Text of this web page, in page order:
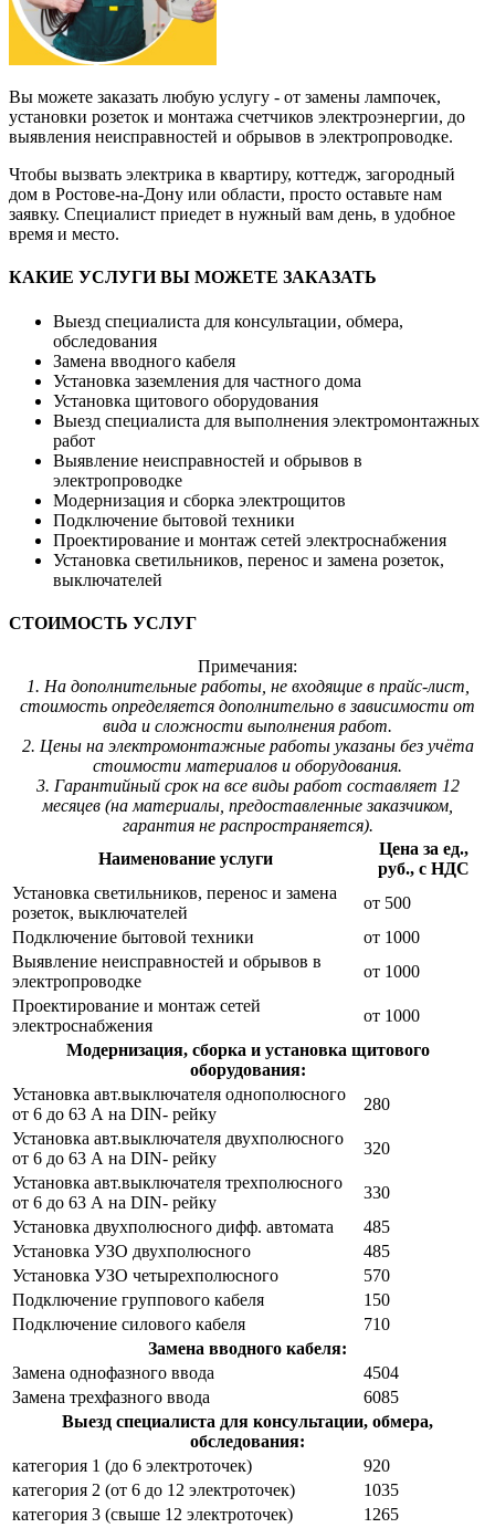
Вы можете заказать любую услугу - от замены лампочек,
установки розеток и монтажа счетчиков электроэнергии, до
выявления неисправностей и обрывов в электропроводке.
Чтобы вызвать электрика в квартиру, коттедж, загородный
дом в Ростове-на-Дону или области, просто оставьте нам
заявку. Специалист приедет в нужный вам день, в удобное
время и место.
КАКИЕ УСЛУГИ ВЫ МОЖЕТЕ ЗАКАЗАТЬ
Выезд специалиста для консультации, обмера,
обследования
Замена вводного кабеля
Установка заземления для частного дома
Установка щитового оборудования
Выезд специалиста для выполнения электромонтажных
работ
Выявление неисправностей и обрывов в
электропроводке
Модернизация и сборка электрощитов
Подключение бытовой техники
Проектирование и монтаж сетей электроснабжения
Установка светильников, перенос и замена розеток,
выключателей
СТОИМОСТЬ УСЛУГ
Наименование услуги
Цена за ед.,
руб., с НДС
Установка светильников, перенос и замена
розеток, выключателей
от 500
Подключение бытовой техники
от 1000
Выявление неисправностей и обрывов в
электропроводке
от 1000
Проектирование и монтаж сетей
электроснабжения
от 1000
Модернизация, сборка и установка щитового
оборудования:
Установка авт.выключателя однополюсного
от 6 до 63 А на DIN- рейку
280
Установка авт.выключателя двухполюсного
от 6 до 63 А на DIN- рейку
320
Установка авт.выключателя трехполюсного
от 6 до 63 А на DIN- рейку
330
Установка двухполюсного дифф. автомата
485
Установка УЗО двухполюсного
485
Установка УЗО четырехполюсного
570
Подключение группового кабеля
150
Подключение силового кабеля
710
Замена вводного кабеля:
Замена однофазного ввода
4504
Замена трехфазного ввода
6085
Выезд специалиста для консультации, обмера,
обследования:
категория 1 (до 6 электроточек)
920
категория 2 (от 6 до 12 электроточек)
1035
категория 3 (свыше 12 электроточек)
1265
Примечания:
1. На дополнительные работы, не входящие в прайс-лист,
стоимость определяется дополнительно в зависимости от
вида и сложности выполнения работ.
2. Цены на электромонтажные работы указаны без учёта
стоимости материалов и оборудования.
3. Гарантийный срок на все виды работ составляет 12
месяцев (на материалы, предоставленные заказчиком,
гарантия не распространяется).